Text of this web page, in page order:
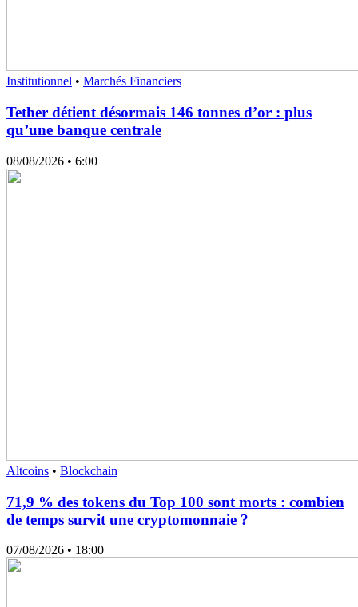
Institutionnel • Marchés Financiers
Tether détient désormais 146 tonnes d’or : plus
qu’une banque centrale
08/08/2026 • 6:00
Altcoins • Blockchain
71,9 % des tokens du Top 100 sont morts : combien
de temps survit une cryptomonnaie ?
07/08/2026 • 18:00